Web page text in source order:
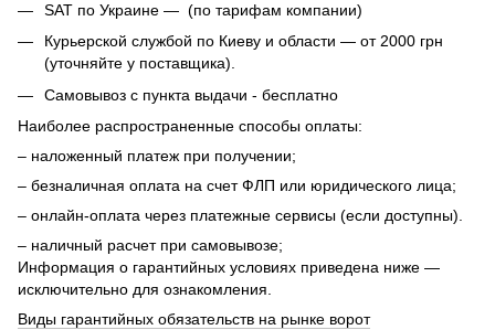
SAT по Украине — (по тарифам компании)
Курьерской службой по Киеву и области — от 2000 грн
(уточняйте у поставщика).
Самовывоз с пункта выдачи - бесплатно
Наиболее распространенные способы оплаты:
– наложенный платеж при получении;
– безналичная оплата на счет ФЛП или юридического лица;
– онлайн-оплата через платежные сервисы (если доступны).
– наличный расчет при самовывозе;
Информация о гарантийных условиях приведена ниже —
исключительно для ознакомления.
Виды гарантийных обязательств на рынке ворот